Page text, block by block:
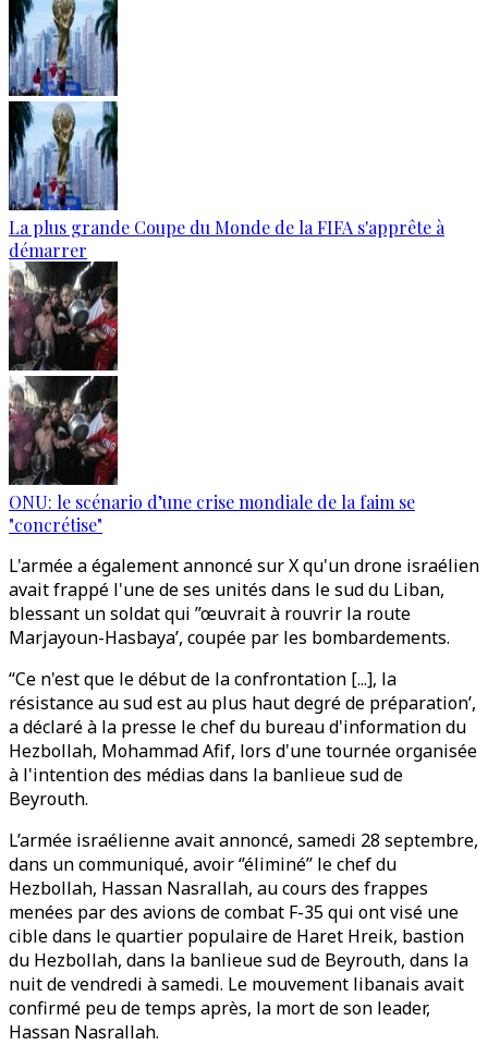
La plus grande Coupe du Monde de la FIFA s'apprête à
démarrer
ONU: le scénario d’une crise mondiale de la faim se
"concrétise"
L'armée a également annoncé sur X qu'un drone israélien
avait frappé l'une de ses unités dans le sud du Liban,
blessant un soldat qui ’’œuvrait à rouvrir la route
Marjayoun-Hasbaya’, coupée par les bombardements.
“Ce n'est que le début de la confrontation [...], la
résistance au sud est au plus haut degré de préparation’,
a déclaré à la presse le chef du bureau d'information du
Hezbollah, Mohammad Afif, lors d'une tournée organisée
à l'intention des médias dans la banlieue sud de
Beyrouth.
L’armée israélienne avait annoncé, samedi 28 septembre,
dans un communiqué, avoir ‘’éliminé’’ le chef du
Hezbollah, Hassan Nasrallah, au cours des frappes
menées par des avions de combat F-35 qui ont visé une
cible dans le quartier populaire de Haret Hreik, bastion
du Hezbollah, dans la banlieue sud de Beyrouth, dans la
nuit de vendredi à samedi. Le mouvement libanais avait
confirmé peu de temps après, la mort de son leader,
Hassan Nasrallah.